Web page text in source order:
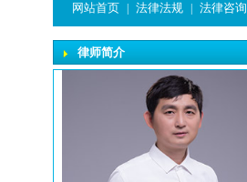
网站首页 法律法规 法律咨询
律师简介